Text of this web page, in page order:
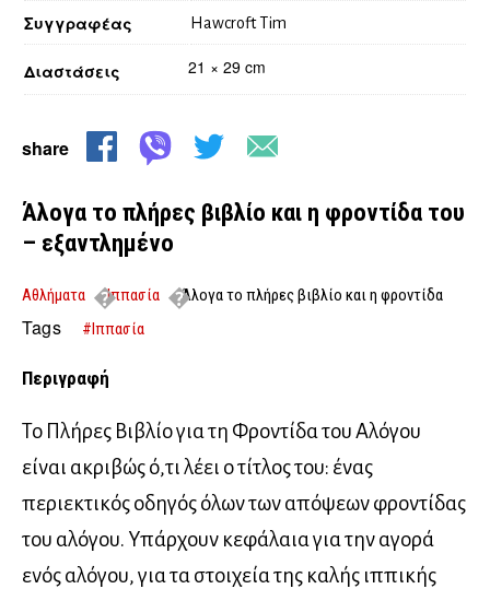
Διαστάσεις 21 × 29 cm
Συγγραφέας Hawcroft Tim
share
Άλογα το πλήρες βιβλίο και η φροντίδα του
– εξαντλημένο
Αθλήματα Ιππασία
Άλογα το πλήρες βιβλίο και η φροντίδα
του – εξαντλημένο
Tags #Ιππασία
Περιγραφή
Το Πλήρες Βιβλίο για τη Φροντίδα του Αλόγου
είναι ακριβώς ό,τι λέει ο τίτλος του: ένας
περιεκτικός οδηγός όλων των απόψεων φροντίδας
του αλόγου. Υπάρχουν κεφάλαια για την αγορά
ενός αλόγου, για τα στοιχεία της καλής ιππικής